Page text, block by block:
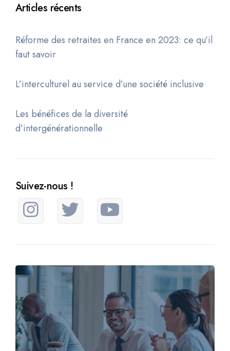
Articles récents
Réforme des retraites en France en 2023: ce qu’il
faut savoir
L’interculturel au service d’une société inclusive
Les bénéfices de la diversité
d’intergénérationnelle
Suivez-nous !